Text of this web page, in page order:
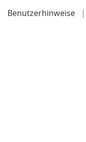
Benutzerhinweise
|